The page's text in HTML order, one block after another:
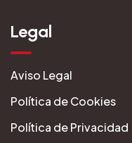
Legal
Aviso Legal
Política de Cookies
Política de Privacidad